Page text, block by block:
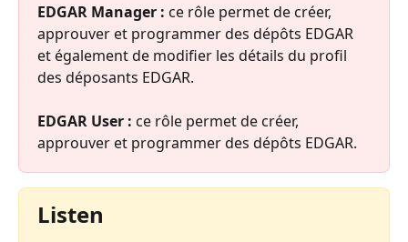
EDGAR Manager : ce rôle permet de créer,
approuver et programmer des dépôts EDGAR
et également de modifier les détails du profil
des déposants EDGAR.
EDGAR User : ce rôle permet de créer,
approuver et programmer des dépôts EDGAR.
Listen